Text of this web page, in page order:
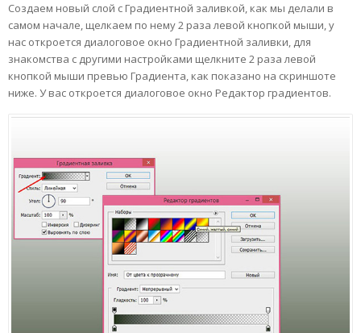
Создаем новый слой с Градиентной заливкой, как мы делали в
самом начале, щелкаем по нему 2 раза левой кнопкой мыши, у
нас откроется диалоговое окно Градиентной заливки, для
знакомства с другими настройками щелкните 2 раза левой
кнопкой мыши превью Градиента, как показано на скриншоте
ниже. У вас откроется диалоговое окно Редактор градиентов.